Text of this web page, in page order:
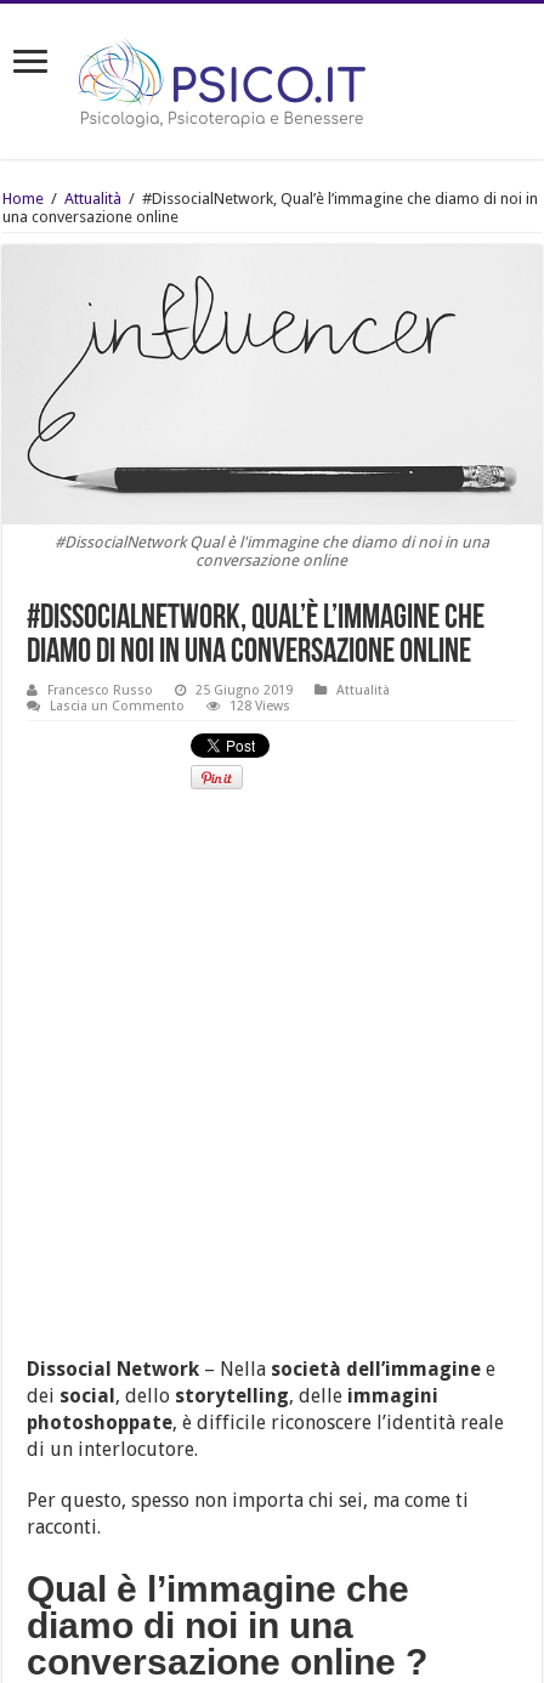
Home / Attualità / #DissocialNetwork, Qual’è l’immagine che diamo di noi in
una conversazione online
#DissocialNetwork Qual è l'immagine che diamo di noi in una
conversazione online
#DissocialNetwork, Qual’è l’immagine che
diamo di noi in una conversazione online
Francesco Russo 25 Giugno 2019
Attualità
Lascia un Commento
128 Views
Dissocial Network – Nella società dell’immagine e
dei social, dello storytelling, delle immagini
photoshoppate, è difficile riconoscere l’identità reale
di un interlocutore.
Per questo, spesso non importa chi sei, ma come ti
racconti.
Qual è l’immagine che
diamo di noi in una
conversazione online ?